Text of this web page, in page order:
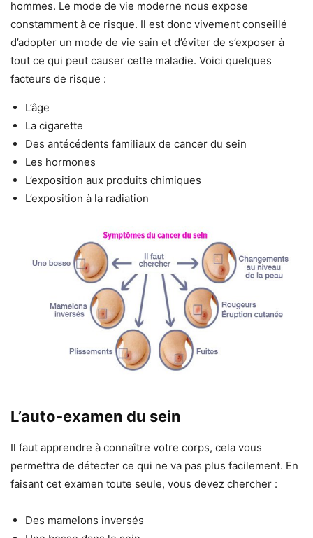
hommes. Le mode de vie moderne nous expose
constamment à ce risque. Il est donc vivement conseillé
d’adopter un mode de vie sain et d’éviter de s’exposer à
tout ce qui peut causer cette maladie. Voici quelques
facteurs de risque :
L’âge
La cigarette
Des antécédents familiaux de cancer du sein
Les hormones
L’exposition aux produits chimiques
L’exposition à la radiation
L’auto-examen du sein
Il faut apprendre à connaître votre corps, cela vous
permettra de détecter ce qui ne va pas plus facilement. En
faisant cet examen toute seule, vous devez chercher :
Des mamelons inversés